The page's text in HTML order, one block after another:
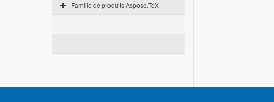
Famille de produits Aspose.TeX